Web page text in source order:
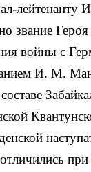
звание
войны с
И. М.